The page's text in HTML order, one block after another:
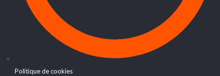
Politique de cookies